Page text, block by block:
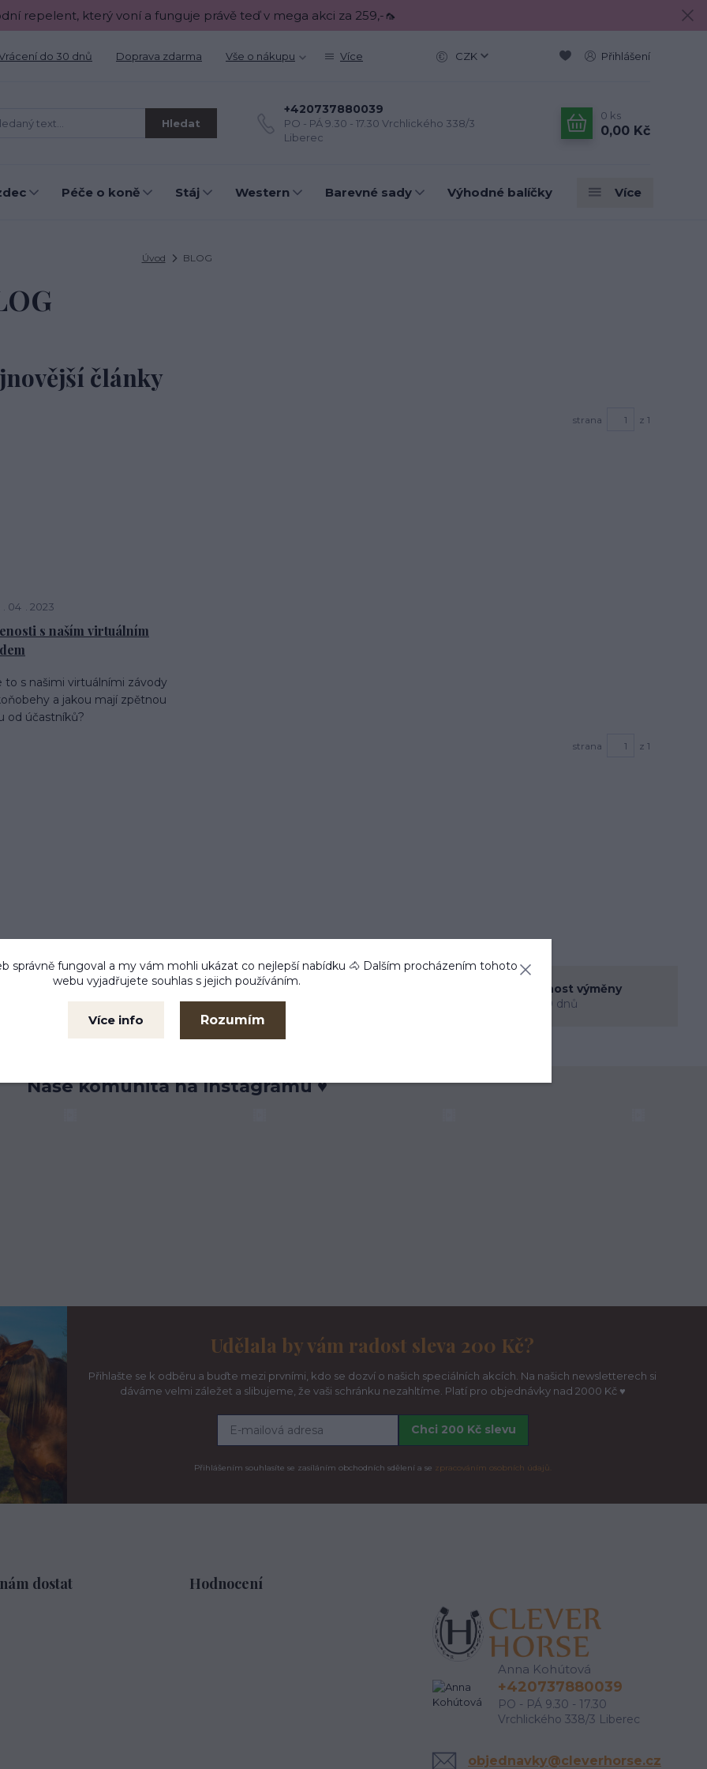
repelent, který voní a funguje právě teď v mega akci za 259,-🦟
do 30 dnů Doprava zdarma Vše o nákupu Více CZK Přihlášení
Hledat
+420737880039
PO - PÁ 9.30 - 17.30 Vrchlického 338/3
Liberec
0 ks
0,00 Kč
Péče o koně Stáj Western Barevné sady Výhodné balíčky Více
Úvod BLOG
články
strana z 1
s naším virtuálním
04 2023
to s našimi virtuálními závody
a jakou mají zpětnou
od účastníků?
strana z 1
Zboží testujeme
Možnost výměny
do 30 dnů
Naše komunita na Instagramu ♥
Udělala by vám radost sleva 200 Kč?
Přihlašte se k odběru a buďte mezi prvními, kdo se dozví o našich speciálních akcích. Na našich newsletterech si
dáváme velmi záležet a slibujeme, že vaši schránku nezahltíme. Platí pro objednávky nad 2000 Kč ♥
Chci 200 Kč slevu
Přihlášením souhlasíte se zasíláním obchodních sdělení a se zpracováním osobních údajů.
dostat Hodnocení
Anna Kohútová
+420737880039
PO - PÁ 9.30 - 17.30
Vrchlického 338/3 Liberec
objednavky@cleverhorse.cz
správně fungoval a my vám mohli ukázat co nejlepší nabídku 🐴 Dalším procházením tohoto
webu vyjadřujete souhlas s jejich používáním.
Více info Rozumím